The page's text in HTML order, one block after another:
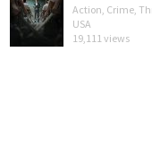
Action, Crime,
USA
19,111 views